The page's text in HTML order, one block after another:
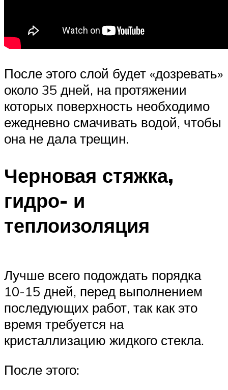
После этого слой будет «дозревать»
около 35 дней, на протяжении
которых поверхность необходимо
ежедневно смачивать водой, чтобы
она не дала трещин.
Черновая стяжка,
гидро- и
теплоизоляция
Лучше всего подождать порядка
10-15 дней, перед выполнением
последующих работ, так как это
время требуется на
кристаллизацию жидкого стекла.
После этого: